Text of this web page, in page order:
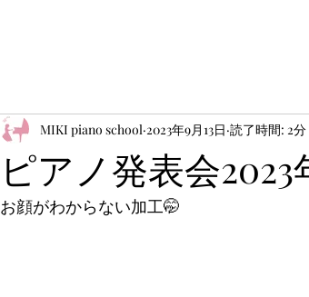
ピアノ発表会
MIKI piano school 2023年9月13日 読了時間: 2分
お顔がわからない加工🤭